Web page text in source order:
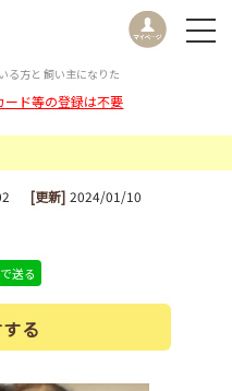
る方と 飼い主になりた
ード等の登録は不要
[更新] 2024/01/10
送る
る